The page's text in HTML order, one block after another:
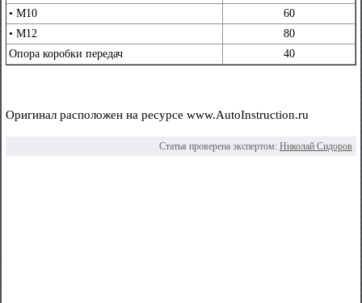
• М10
60
• М12
80
Опора коробки передач
40
Оригинал расположен на ресурсе www.AutoInstruction.ru
Статья проверена экспертом: Николай Сидоров